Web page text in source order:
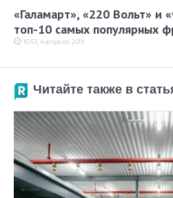
«Галамарт», «220 Вольт» и
топ-10 самых популярных
16:53, 4 апреля 2019
Читайте также в